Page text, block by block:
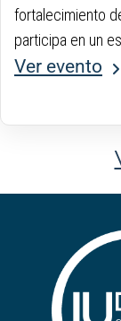
fortalecimiento
participa en un
inspiración para
Ver evento